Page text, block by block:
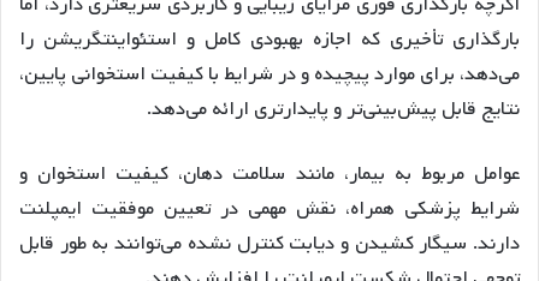
بارگذاری تأخیری که اجازه بهبودی کامل و استئواینتگریشن را
می‌دهد، برای موارد پیچیده و در شرایط با کیفیت استخوانی پایین،
نتایج قابل پیش‌بینی‌تر و پایدارتری ارائه می‌دهد.
عوامل مربوط به بیمار، مانند سلامت دهان، کیفیت استخوان و
شرایط پزشکی همراه، نقش مهمی در تعیین موفقیت ایمپلنت
دارند. سیگار کشیدن و دیابت کنترل نشده می‌توانند به طور قابل